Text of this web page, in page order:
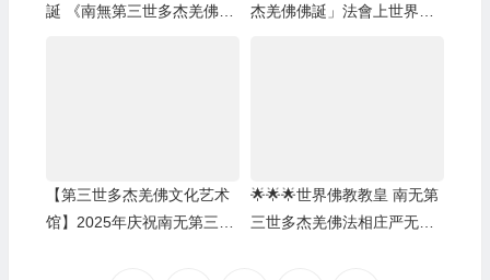
誕 《南無第三世多杰羌佛經
杰羌佛佛誕」法會上世界佛
【第三世多杰羌佛文化艺术
馆】2025年庆祝南无第三世
🌟🌟🌟世界佛教教皇 南无第
三世多杰羌佛法相庄严无比